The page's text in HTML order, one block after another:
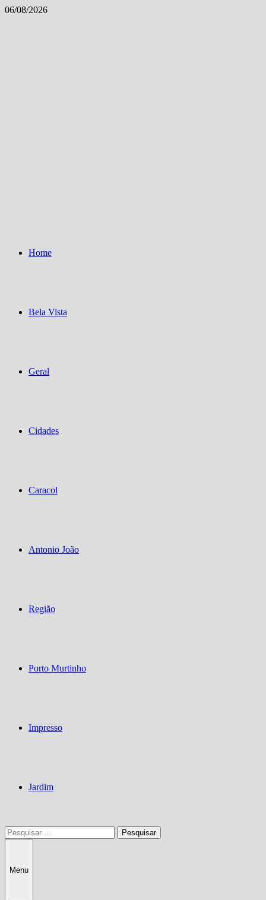
Skip
06/08/2026
Home
Bela Vista
Geral
Cidades
Caracol
Antonio João
Região
Porto Murtinho
Impresso
Jardim
Pesquisar
por:
Menu